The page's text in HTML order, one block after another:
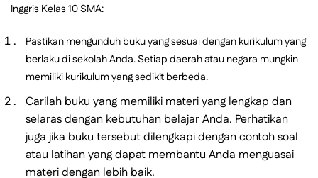
Inggris Kelas 10 SMA:
Pastikan mengunduh buku yang sesuai dengan kurikulum yang
berlaku di sekolah Anda. Setiap daerah atau negara mungkin
memiliki kurikulum yang sedikit berbeda.
Carilah buku yang memiliki materi yang lengkap dan
selaras dengan kebutuhan belajar Anda. Perhatikan
juga jika buku tersebut dilengkapi dengan contoh soal
atau latihan yang dapat membantu Anda menguasai
materi dengan lebih baik.